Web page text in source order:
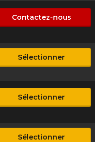
Contactez-nous
Sélectionner
Sélectionner
Sélectionner